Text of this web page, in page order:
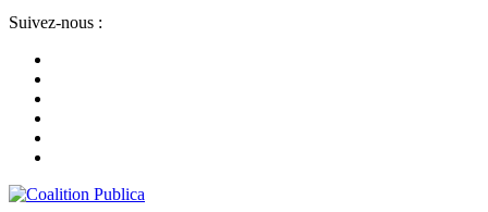
Suivez-nous :